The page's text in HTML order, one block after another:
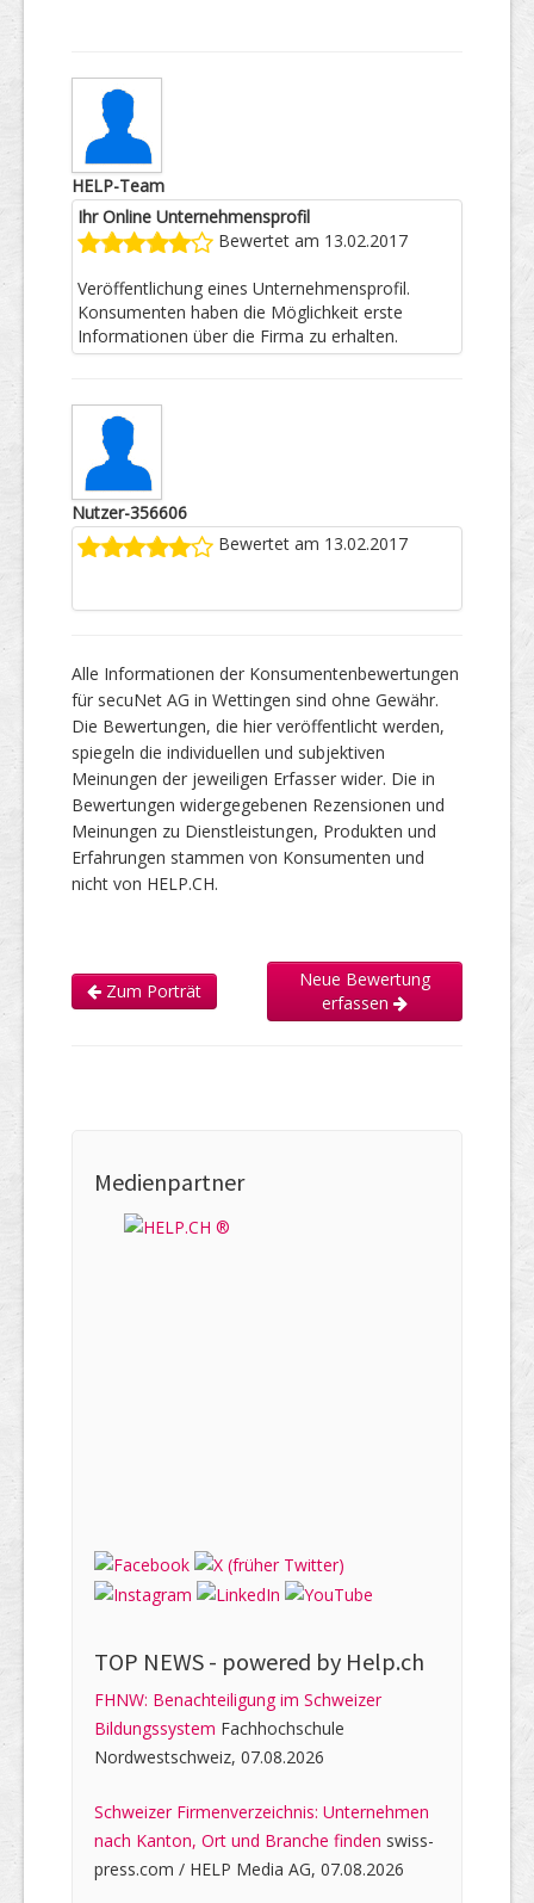
HELP-Team
Ihr Online Unternehmensprofil
Bewertet am 13.02.2017
Veröffentlichung eines Unternehmensprofil.
Konsumenten haben die Möglichkeit erste
Informationen über die Firma zu erhalten.
Nutzer-356606
Bewertet am 13.02.2017
Alle Informationen der Konsumentenbewertungen
für secuNet AG in Wettingen sind ohne Gewähr.
Die Bewertungen, die hier veröffentlicht werden,
spiegeln die individuellen und subjektiven
Meinungen der jeweiligen Erfasser wider. Die in
Bewertungen widergegebenen Rezensionen und
Meinungen zu Dienstleistungen, Produkten und
Erfahrungen stammen von Konsumenten und
nicht von HELP.CH.
Zum Porträt
Neue Bewertung
erfassen
Medienpartner
TOP NEWS - powered by Help.ch
FHNW: Benachteiligung im Schweizer
Bildungssystem Fachhochschule
Nordwestschweiz, 07.08.2026
Schweizer Firmenverzeichnis: Unternehmen
nach Kanton, Ort und Branche finden swiss-
press.com / HELP Media AG, 07.08.2026